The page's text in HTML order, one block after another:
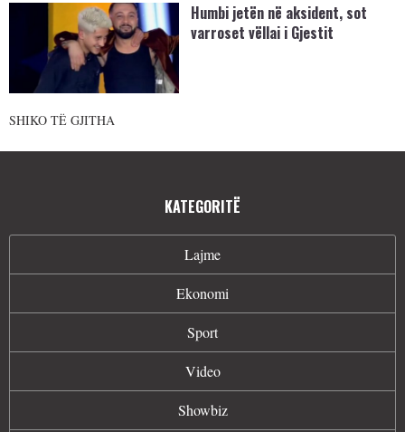
Humbi jetën në aksident, sot
varroset vëllai i Gjestit
SHIKO TË GJITHA
KATEGORITË
Lajme
Ekonomi
Sport
Video
Showbiz